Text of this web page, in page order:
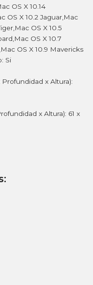
OS X 10.14
OS X 10.2 Jaguar,Mac
OS X 10.5
OS X 10.7
OS X 10.9 Mavericks
Si
x Altura):
x Altura): 61 x